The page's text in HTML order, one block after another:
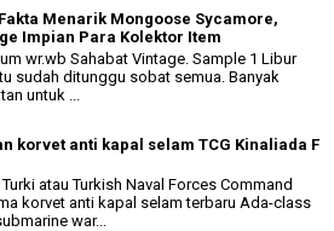
Menarik Mongoose Sycamore,
Impian Para Kolektor Item
wr.wb Sahabat Vintage. Sample 1 Libur
sudah ditunggu sobat semua. Banyak
untuk ...
korvet anti kapal selam TCG Kinaliada F
atau Turkish Naval Forces Command
korvet anti kapal selam terbaru Ada-class
war...